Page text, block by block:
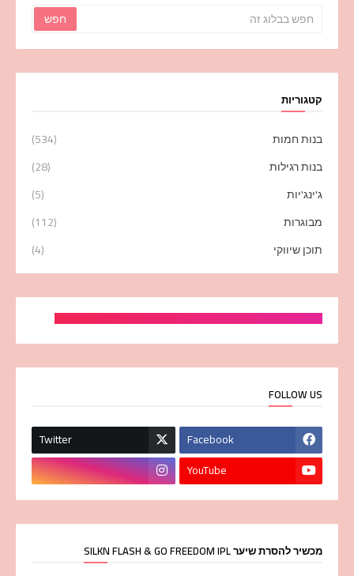
קטגוריות
בנות חמות
(534)
בנות רגילות
(28)
ג'ינג'יות
(5)
מבוגרות
(112)
תוכן שיווקי
(4)
FOLLOW US
Facebook
Twitter
YouTube
מכשיר להסרת שיער SILKN FLASH & GO FREEDOM IPL